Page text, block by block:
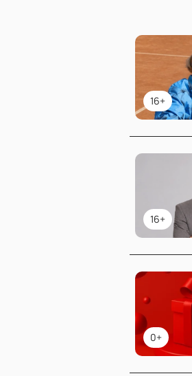
16+
16+
0+